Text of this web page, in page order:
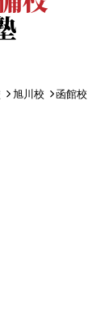
旭川校
函館校